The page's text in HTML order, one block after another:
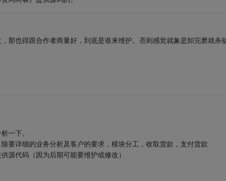
那也得跟合作者商量好，到底是谁来维护。否则感觉就象是卸完磨就杀
一下。
要详细的业务分析及客户的要求，模块分工，收取货款，支付货款
码（因为后期可能要维护或修改）